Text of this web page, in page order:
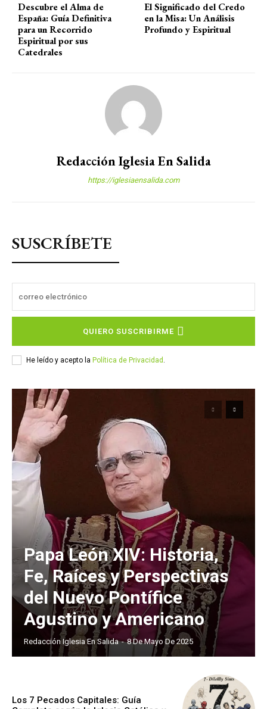
Descubre el Alma de
España: Guía Definitiva
para un Recorrido
Espiritual por sus
Catedrales
El Significado del Credo
en la Misa: Un Análisis
Profundo y Espiritual
Redacción Iglesia En Salida
https://iglesiaensalida.com
SUSCRÍBETE
QUIERO SUSCRIBIRME
He leído y acepto la Política de Privacidad
Papa León XIV: Historia,
Fe, Raíces y Perspectivas
del Nuevo Pontífice
Agustino y Americano
Redacción Iglesia En Salida - 8 De Mayo De 2025
Los 7 Pecados Capitales: Guía